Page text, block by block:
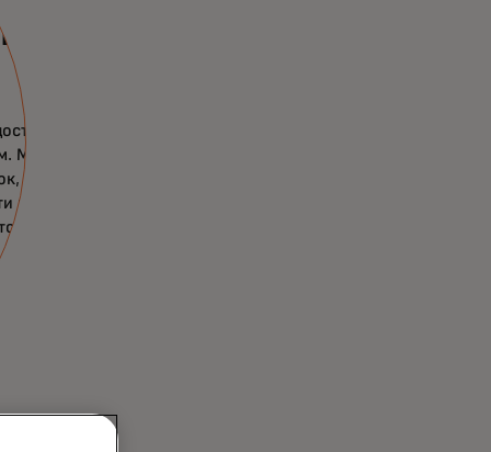
к
Мы стремимся
которая
нашей